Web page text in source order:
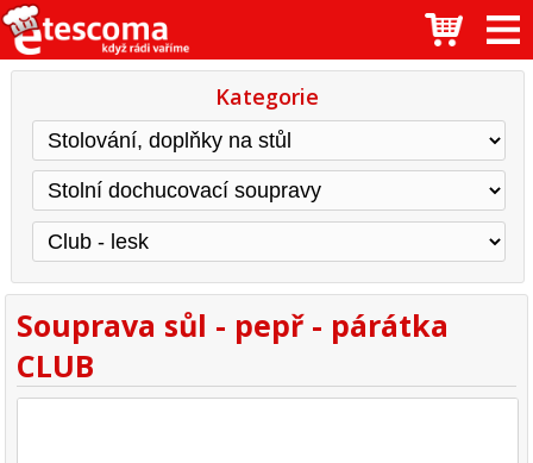
Kategorie
Souprava sůl - pepř - párátka
CLUB